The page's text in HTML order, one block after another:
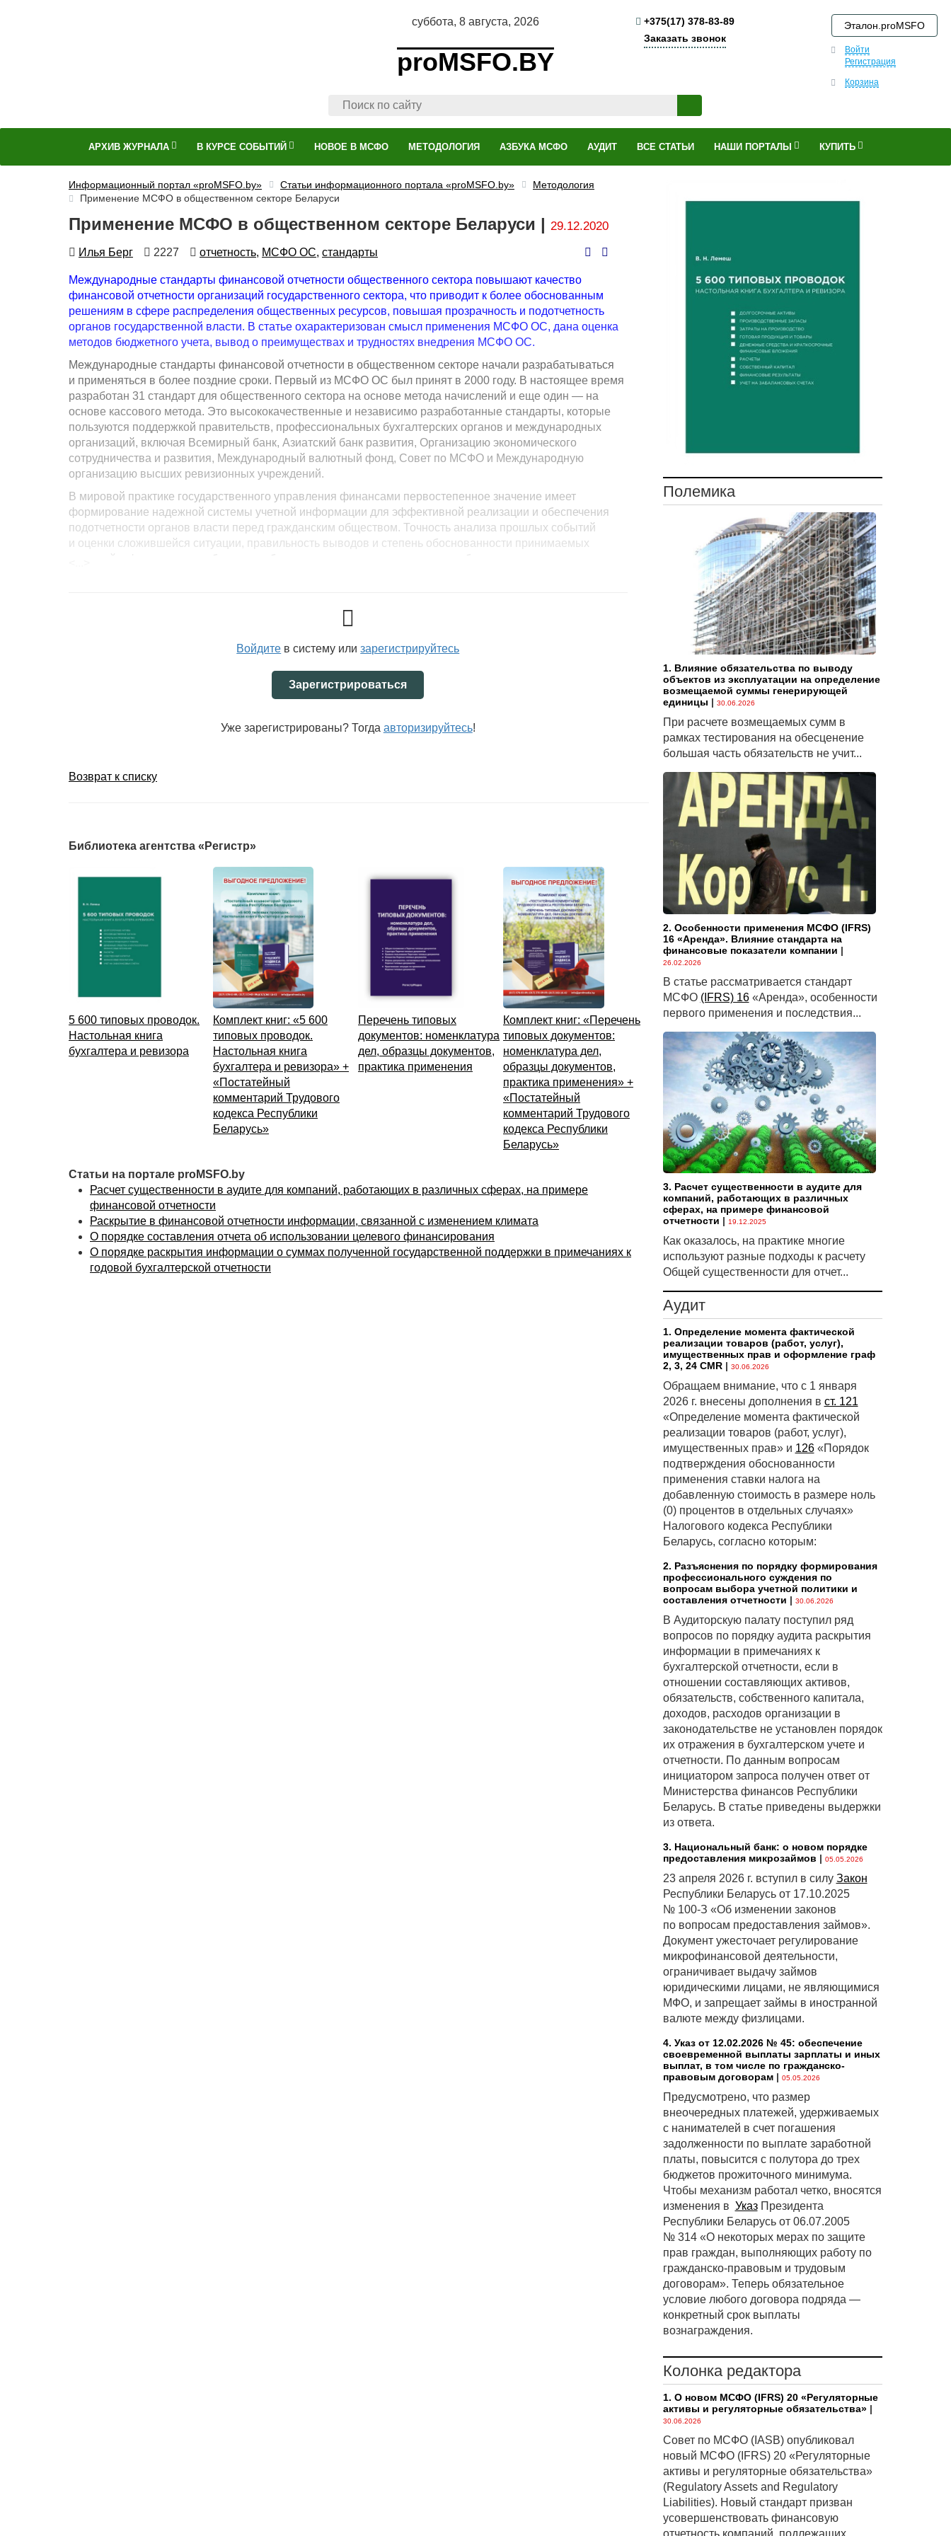
суббота, 8 августа, 2026
proMSFO.BY
+375(17) 378-83-89
Заказать звонок
Эталон.proMSFO
Войти
Регистрация
Корзина
АРХИВ ЖУРНАЛА В КУРСЕ СОБЫТИЙ НОВОЕ В МСФО МЕТОДОЛОГИЯ АЗБУКА МСФО АУДИТ ВСЕ СТАТЬИ НАШИ ПОРТАЛЫ КУПИТЬ
Информационный портал «proMSFO.by» Статьи информационного портала «proMSFO.by»
Методология
Применение МСФО в общественном секторе Беларуси
Применение МСФО в общественном секторе Беларуси | 29.12.2020
Автор
Илья Берг
Количество
2227 Автор
отчетность, МСФО ОС, стандарты
Международные стандарты финансовой отчетности общественного сектора повышают качество
финансовой отчетности организаций государственного сектора, что приводит к более обоснованным
решениям в сфере распределения общественных ресурсов, повышая прозрачность и подотчетность
органов государственной власти. В статье охарактеризован смысл применения МСФО ОС, дана оценка
методов бюджетного учета, вывод о преимуществах и трудностях внедрения МСФО ОС.
Международные стандарты финансовой отчетности в общественном секторе начали разрабатываться
и применяться в более поздние сроки. Первый из МСФО ОС был принят в 2000 году. В настоящее время
разработан 31 стандарт для общественного сектора на основе метода начислений и еще один — на
основе кассового метода. Это высококачественные и независимо разработанные стандарты, которые
пользуются поддержкой правительств, профессиональных бухгалтерских органов и международных
организаций, включая Всемирный банк, Азиатский банк развития, Организацию экономического
сотрудничества и развития, Международный валютный фонд, Совет по МСФО и Международную
организацию высших ревизионных учреждений.
В мировой практике государственного управления финансами первостепенное значение имеет
формирование надежной системы учетной информации для эффективной реализации и обеспечения
подотчетности органов власти перед гражданским обществом. Точность анализа прошлых событий
и оценки сложившейся ситуации, правильность выводов и степень обоснованности принимаемых
Бюджетные правоотношения обеспечиваются системой бюджетного учета и отчетности, которая
включает в себя законодательное и нормативное регулирование отражения в учете деятельности
публично-правовых образований. Вопросы ведения бюджетного учета и составления и представления
отчетности общественного сектора (International Public Sector Accounting Standards — IPSAS), которые
выпускает Комитет по международным стандартам финансовой отчетности общественного сектора
Для целей МСФО ОС к общественному сектору относятся национальные и региональные правительства,
а также местные правительства и их учреждения. В данный сектор экономики не включаются
Войдите в систему илизарегистрируйтесь
Зарегистрироваться
Уже зарегистрированы? Тогда авторизируйтесь!
Возврат к списку
Библиотека агентства «Регистр»
5 600 типовых проводок.
Настольная книга
бухгалтера и ревизора
Комплект книг: «5 600
типовых проводок.
Настольная книга
бухгалтера и ревизора» +
«Постатейный
комментарий Трудового
кодекса Республики
Беларусь»
Перечень типовых
документов: номенклатура
дел, образцы документов,
практика применения
Комплект книг: «Перечень
типовых документов:
номенклатура дел,
образцы документов,
практика применения» +
«Постатейный
комментарий Трудового
кодекса Республики
Беларусь»
Статьи на портале proMSFO.by
Расчет существенности в аудите для компаний, работающих в различных сферах, на примере
финансовой отчетности
Раскрытие в финансовой отчетности информации, связанной с изменением климата
О порядке составления отчета об использовании целевого финансирования
О порядке раскрытия информации о суммах полученной государственной поддержки в примечаниях к
годовой бухгалтерской отчетности
Полемика
1. Влияние обязательства по выводу
объектов из эксплуатации на определение
возмещаемой суммы генерирующей
единицы | 30.06.2026
При расчете возмещаемых сумм в
рамках тестирования на обесценение
большая часть обязательств не учит...
2. Особенности применения МСФО (IFRS)
16 «Аренда». Влияние стандарта на
финансовые показатели компании |
26.02.2026
В статье рассматривается стандарт
МСФО (IFRS) 16«Аренда», особенности
первого применения и последствия...
3. Расчет существенности в аудите для
компаний, работающих в различных
сферах, на примере финансовой
отчетности | 19.12.2025
Как оказалось, на практике многие
используют разные подходы к расчету
Общей существенности для отчет...
Аудит
1. Определение момента фактической
реализации товаров (работ, услуг),
имущественных прав и оформление граф
2, 3, 24 CMR| 30.06.2026
Обращаем внимание, что с 1 января
2026 г. внесены дополнения в ст. 121
«Определение момента фактической
реализации товаров (работ, услуг),
имущественных прав» и 126«Порядок
подтверждения обоснованности
применения ставки налога на
добавленную стоимость в размере ноль
(0) процентов в отдельных случаях»
Налогового кодекса Республики
Беларусь, согласно которым:
2. Разъяснения по порядку формирования
профессионального суждения по
вопросам выбора учетной политики и
составления отчетности | 30.06.2026
В Аудиторскую палату поступил ряд
вопросов по порядку аудита раскрытия
информации в примечаниях к
бухгалтерской отчетности, если в
отношении составляющих активов,
обязательств, собственного капитала,
доходов, расходов организации в
законодательстве не установлен порядок
их отражения в бухгалтерском учете и
отчетности. По данным вопросам
инициатором запроса получен ответ от
Министерства финансов Республики
Беларусь. В статье приведены выдержки
из ответа.
3. Национальный банк: о новом порядке
предоставления микрозаймов | 05.05.2026
23 апреля 2026 г. вступил в силу Закон
Республики Беларусь от 17.10.2025
№ 100-З «Об изменении законов
по вопросам предоставления займов».
Документ ужесточает регулирование
микрофинансовой деятельности,
ограничивает выдачу займов
юридическими лицами, не являющимися
МФО, и запрещает займы в иностранной
валюте между физлицами.
4. Указ от 12.02.2026 № 45: обеспечение
своевременной выплаты зарплаты и иных
выплат, в том числе по гражданско-
правовым договорам| 05.05.2026
Предусмотрено, что размер
внеочередных платежей, удерживаемых
с нанимателей в счет погашения
задолженности по выплате заработной
платы, повысится с полутора до трех
бюджетов прожиточного минимума.
Чтобы механизм работал четко, вносятся
изменения в УказПрезидента
Республики Беларусь от 06.07.2005
№ 314 «О некоторых мерах по защите
прав граждан, выполняющих работу по
гражданско-правовым и трудовым
договорам». Теперь обязательное
условие любого договора подряда —
конкретный срок выплаты
вознаграждения.
Колонка редактора
1. О новом МСФО (IFRS) 20 «Регуляторные
активы и регуляторные обязательства»|
30.06.2026
Совет по МСФО (IASB) опубликовал
новый МСФО (IFRS) 20 «Регуляторные
активы и регуляторные обязательства»
(Regulatory Assets and Regulatory
Liabilities). Новый стандарт призван
усовершенствовать финансовую